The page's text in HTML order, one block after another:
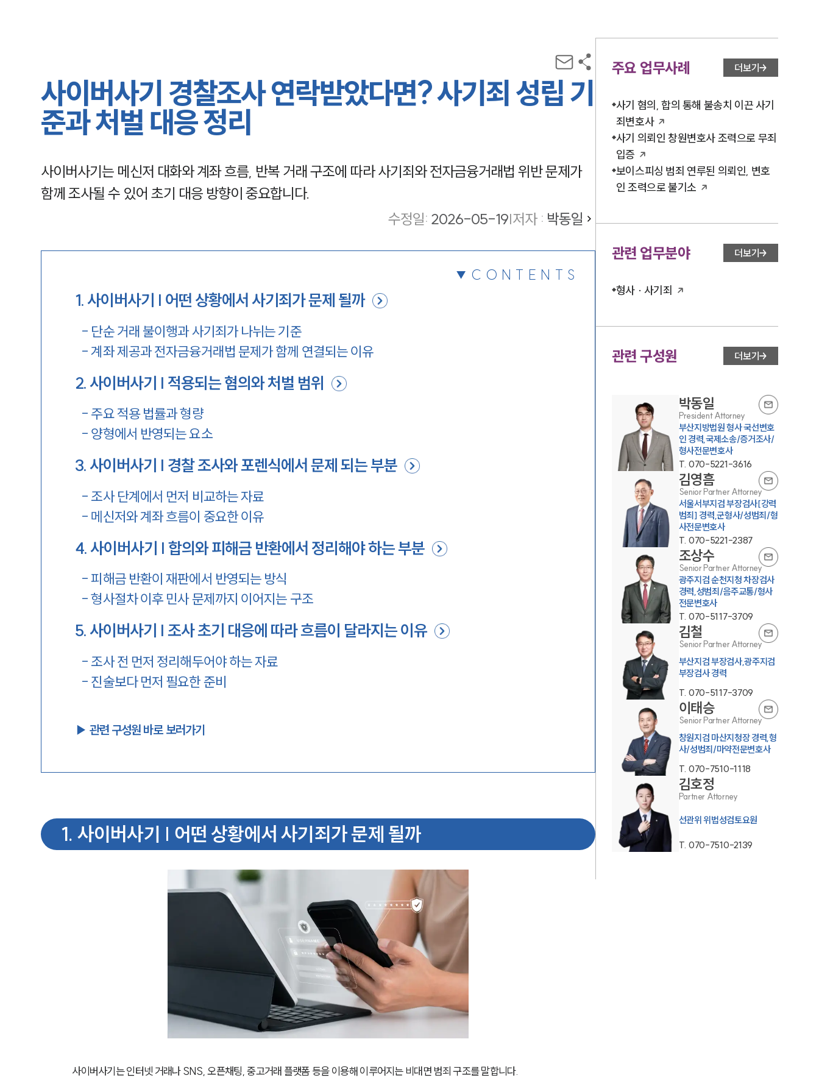
그룹소개
그룹소개
대륜의 강점
오시는 길
글로벌 파트너 로펌
고객의 소리
통합검색
AI대륜
사이버사기 경찰조사 연락받았다면? 사기죄 성립 기
준과 처벌 대응 정리
사이버사기는 메신저 대화와 계좌 흐름, 반복 거래 구조에 따라 사기죄와 전자금융거래법 위반 문제가
함께 조사될 수 있어 초기 대응 방향이 중요합니다.
수정일: 2026-05-19|저자 : 박동일
CONTENTS
1. 사이버사기 | 어떤 상황에서 사기죄가 문제 될까
- 단순 거래 불이행과 사기죄가 나뉘는 기준
-계좌 제공과 전자금융거래법 문제가 함께 연결되는 이유
2. 사이버사기 | 적용되는 혐의와 처벌 범위
- 주요 적용 법률과 형량
- 양형에서 반영되는 요소
3. 사이버사기 | 경찰 조사와 포렌식에서 문제 되는 부분
- 조사 단계에서 먼저 비교하는 자료
- 메신저와 계좌 흐름이 중요한 이유
4. 사이버사기 | 합의와 피해금 반환에서 정리해야 하는 부분
-피해금 반환이 재판에서 반영되는 방식
-형사절차 이후 민사 문제까지 이어지는 구조
5. 사이버사기 | 조사 초기 대응에 따라 흐름이 달라지는 이유
- 조사 전 먼저 정리해두어야 하는 자료
- 진술보다 먼저 필요한 준비
▶︎ 관련 구성원 바로 보러가기
1. 사이버사기 | 어떤 상황에서 사기죄가 문제 될까
사이버사기는 인터넷 거래나 SNS, 오픈채팅, 중고거래 플랫폼 등을 이용해 이루어지는 비대면 범죄 구조를 말합니다.
주요 업무사례 더보기
사기 혐의, 합의 통해 불송치 이끈 사기
죄변호사
사기 의뢰인 창원변호사 조력으로 무죄
입증
보이스피싱 범죄 연루된 의뢰인, 변호
인 조력으로 불기소
관련 업무분야 더보기
형사 · 사기죄
관련 구성원 더보기
박동일
President Attorney
부산지방법원 형사 국선변호
인 경력,국제소송/증거조사/
형사전문변호사
T. 070-5221-3616
김영흠
Senior Partner Attorney
서울서부지검 부장검사[강력
범죄] 경력,군형사/성범죄/형
사전문변호사
T. 070-5221-2387
조상수
Senior Partner Attorney
광주지검 순천지청 차장검사
경력,성범죄/음주교통/형사
전문변호사
T. 070-5117-3709
김철
Senior Partner Attorney
부산지검 부장검사,광주지검
부장검사 경력
T. 070-5117-3709
이태승
Senior Partner Attorney
창원지검 마산지청장 경력,형
사/성범죄/마약전문변호사
T. 070-7510-1118
김호정
Partner Attorney
선관위 위법성검토요원
T. 070-7510-2139